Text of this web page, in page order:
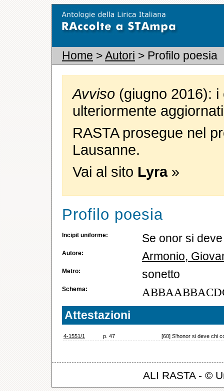
Home >Autori > Profilo poesia
Avviso (giugno 2016):
ulteriormente
RASTA prosegue nel
Lausanne.
Vai al sito Lyra»
Profilo poesia
Incipit uniforme: Se onor si
Autore: Armonio,
Metro: sonetto
Schema:
Attestazioni
4-1551/1 p. 47 [60] S'honor si deve chi
ALI RASTA - ©